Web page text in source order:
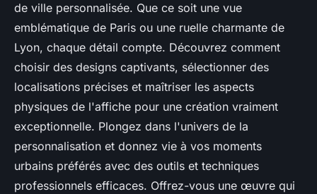
de ville personnalisée. Que ce soit une vue
emblématique de Paris ou une ruelle charmante de
Lyon, chaque détail compte. Découvrez comment
choisir des designs captivants, sélectionner des
localisations précises et maîtriser les aspects
physiques de l'affiche pour une création vraiment
exceptionnelle. Plongez dans l'univers de la
personnalisation et donnez vie à vos moments
urbains préférés avec des outils et techniques
professionnels efficaces. Offrez-vous une œuvre qui